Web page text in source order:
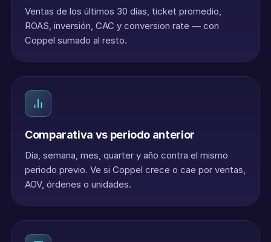
Ventas de los últimos 30 días, ticket promedio,
ROAS, inversión, CAC y conversion rate — con
Coppel sumado al resto.
Comparativa vs periodo anterior
Día, semana, mes, quarter y año contra el mismo
periodo previo. Ve si Coppel crece o cae por ventas,
AOV, órdenes o unidades.